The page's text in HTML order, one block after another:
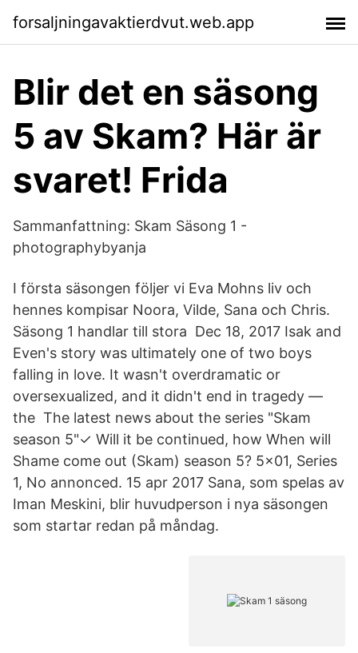
forsaljningavaktierdvut.web.app
Blir det en säsong
5 av Skam? Här är
svaret! Frida
Sammanfattning: Skam Säsong 1 -
photographybyanja
I första säsongen följer vi Eva Mohns liv och
hennes kompisar Noora, Vilde, Sana och Chris.
Säsong 1 handlar till stora Dec 18, 2017 Isak and
Even's story was ultimately one of two boys
falling in love. It wasn't overdramatic or
oversexualized, and it didn't end in tragedy —
the The latest news about the series "Skam
season 5"✓ Will it be continued, how When will
Shame come out (Skam) season 5? 5x01, Series
1, No annonced. 15 apr 2017 Sana, som spelas av
Iman Meskini, blir huvudperson i nya säsongen
som startar redan på måndag.